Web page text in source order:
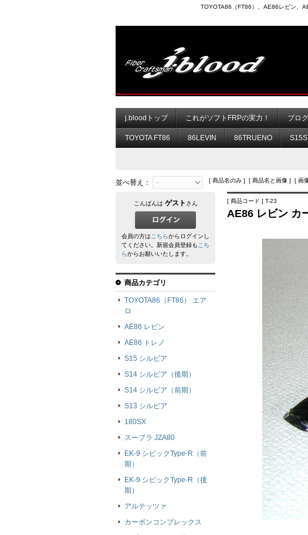
TOYOTA86（FT86）、AE86レビン、
j.bloodトップ これがソフトFRPの実力！ ブログ
TOYOTA FT86 86LEVIN 86TRUENO
並べ替え： [ 商品名のみ ] [ 商品名と画像 ] [ 画
[ 商品コード ] T-23
AE86 レビン カ
こんばんは ゲスト さん
会員の方はこちらからログインし
てください。新規会員登録もこち
らからお願いいたします。
商品カテゴリ
TOYOTA86（FT86） エア
ロ
AE86 レビン
AE86 トレノ
S15 シルビア
S14 シルビア（後期）
S14 シルビア（前期）
S13 シルビア
180SX
スープラ JZA80
EK-9 シビックType-R（前
期）
EK-9 シビックType-R（後
期）
アルテッツァ
カーボンコンプレックス